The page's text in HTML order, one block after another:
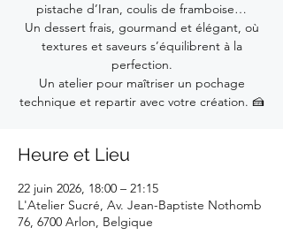
pistache d’Iran, coulis de framboise…
Un dessert frais, gourmand et élégant, où
textures et saveurs s’équilibrent à la
perfection.
Un atelier pour maîtriser un pochage
technique et repartir avec votre création. 🍰
Heure et Lieu
22 juin 2026, 18:00 – 21:15
L'Atelier Sucré, Av. Jean-Baptiste Nothomb
76, 6700 Arlon, Belgique